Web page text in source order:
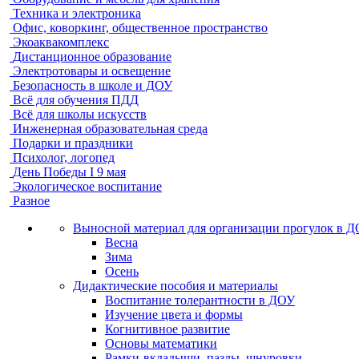
Техника и электроника
Офис, коворкинг, общественное пространство
Экоаквакомплекс
Дистанционное образование
Электротовары и освещение
Безопасность в школе и ДОУ
Всё для обучения ПДД
Всё для школы искусств
Инженерная образовательная среда
Подарки и праздники
Психолог, логопед
День Победы I 9 мая
Экологическое воспитание
Разное
Выносной материал для организации прогулок в
Весна
Зима
Осень
Дидактические пособия и материалы
Воспитание толерантности в ДОУ
Изучение цвета и формы
Когнитивное развитие
Основы математики